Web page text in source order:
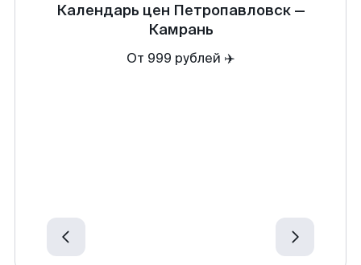
Календарь цен Петропавловск—
Камрань
От 999 рублей ✈️